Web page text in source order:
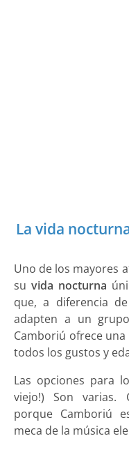
La vida
Uno de los mayores
su vida nocturna
que, a diferencia
adapten a un
Camboriú ofrece
todos los gustos y
Las opciones para
viejo!) Son varias.
porque Camboriú
meca de la música